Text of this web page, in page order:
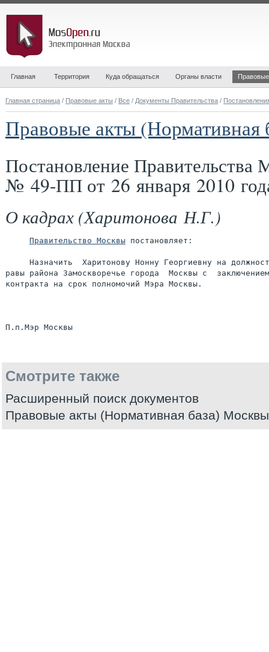
Главная Территория Куда обращаться Органы власти
Главная страница / Правовые акты / Все / Документы Правительства /
Правовые акты (Нормативная
Постановление Правительства
№ 49-ПП от 26 января 2010
О кадрах (Харитонова Н.Г.)
Правительство Москвы постановляет:
Назначить  Харитонову Нонну Георгиевну на
равы района Замоскворечье города  Москвы с
контракта на срок полномочий Мэра Москвы.
Смотрите также
Расширенный поиск документов
Правовые акты (Нормативная база) Москвы